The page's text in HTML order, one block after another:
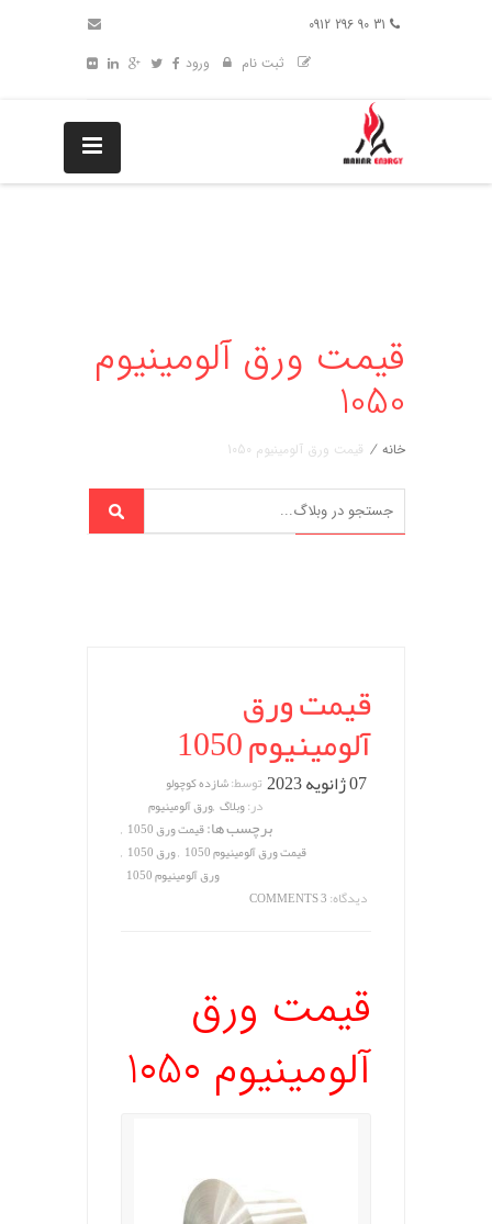
ثبت نام
ورود
قیمت ورق آلومینیوم
1050
خانه / قیمت ورق آلومینیوم 1050
قیمت ورق
آلومینیوم 1050
07 ژانویه 2023 توسط:شازده کوچولو
در:وبلاگ ,ورق آلومینیوم
برچسب ها:قیمت ورق 1050 ,
قیمت ورق آلومینیوم 1050 ,ورق 1050 ,
ورق آلومینیوم 1050
دیدگاه:3 COMMENTS
قیمت ورق
آلومینیوم 1050